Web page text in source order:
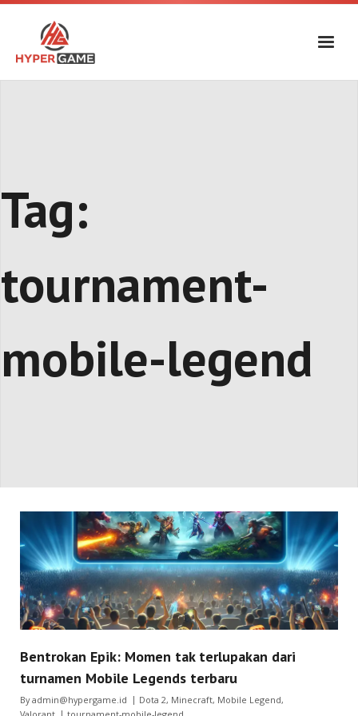
Skip
Tag:
tournament-
mobile-legend
Bentrokan Epik: Momen tak terlupakan dari
turnamen Mobile Legends terbaru
Byadmin@hypergame.id Dota 2, Minecraft, Mobile Legend,